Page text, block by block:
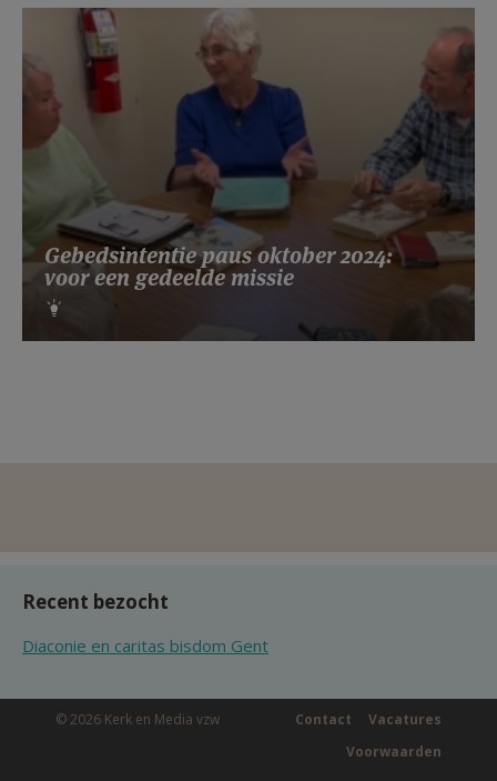
Gebedsintentie paus oktober 2024:
voor een gedeelde missie
Recent bezocht
Diaconie en caritas bisdom Gent
© 2026 Kerk en Media vzw Vacatures
Contact
Voorwaarden